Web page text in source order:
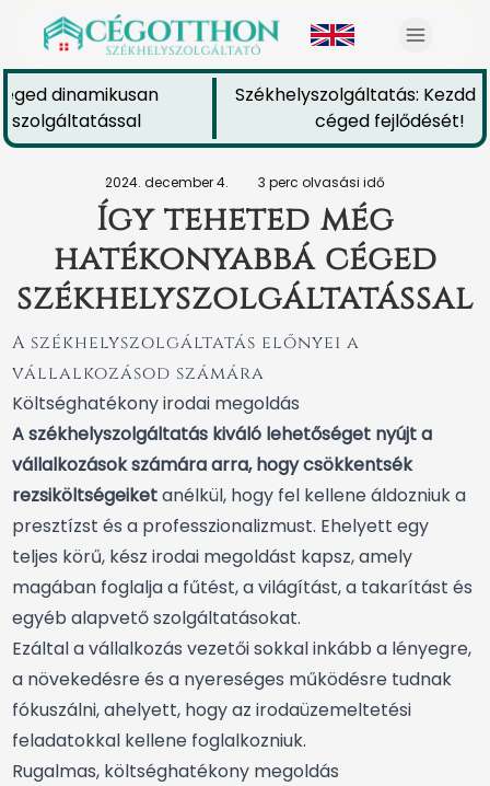
dinamikusan
Székhelyszolgáltatás: Kezdd
céged fejlődését!
2024. december 4. 3 perc olvasási idő
Így teheted még
hatékonyabbá céged
székhelyszolgáltatással
A székhelyszolgáltatás előnyei a
vállalkozásod számára
Költséghatékony irodai megoldás
A székhelyszolgáltatás kiváló lehetőséget nyújt a
vállalkozások számára arra, hogy csökkentsék
rezsiköltségeiketanélkül, hogy fel kellene áldozniuk a
presztízst és a professzionalizmust. Ehelyett egy
teljes körű, kész irodai megoldást kapsz, amely
magában foglalja a fűtést, a világítást, a takarítást és
egyéb alapvető szolgáltatásokat.
Ezáltal a vállalkozás vezetői sokkal inkább a lényegre,
a növekedésre és a nyereséges működésre tudnak
fókuszálni, ahelyett, hogy az irodaüzemeltetési
feladatokkal kellene foglalkozniuk.
Rugalmas, költséghatékony megoldás